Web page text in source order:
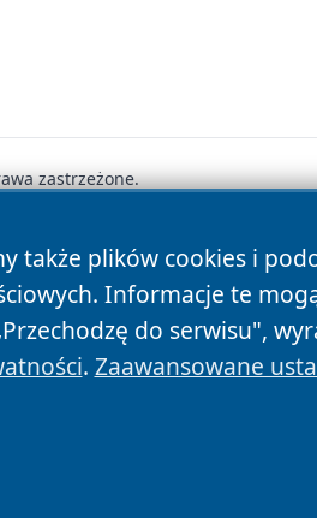
także plików cookies i
Informacje te
do serwisu",
. Zaawansowane
zastrzeżone.
Cookies